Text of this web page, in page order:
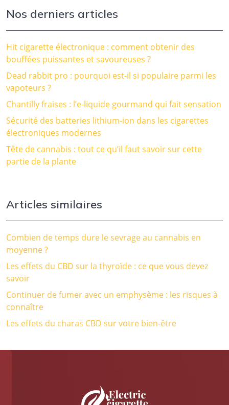
Nos derniers articles
Hit cigarette électronique : comment obtenir des
bouffées puissantes et savoureuses ?
Dead rabbit pro : pourquoi est-il si populaire parmi les
vapoteurs ?
Chantilly fraises : l’e-liquide gourmand qui fait sensation
Sécurité des batteries lithium-ion dans les cigarettes
électroniques modernes
Tête de cannabis : tout ce qu’il faut savoir sur cette
partie de la plante
Articles similaires
Combien de temps dure le sevrage au cannabis en
moyenne ?
Les effets du CBD sur la thyroïde : ce que vous devez
savoir
Continuer de fumer avec un emphysème : les risques à
connaître
Les effets du charas CBD sur votre bien-être